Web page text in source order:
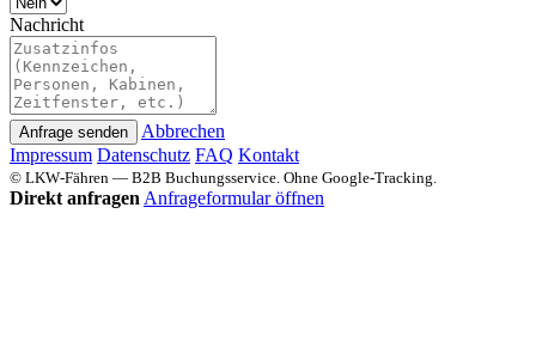
Nachricht
Anfrage senden
Abbrechen
Impressum Datenschutz FAQ Kontakt
© LKW‑Fähren — B2B Buchungsservice. Ohne Google‑Tracking.
Direkt anfragen Anfrageformular öffnen